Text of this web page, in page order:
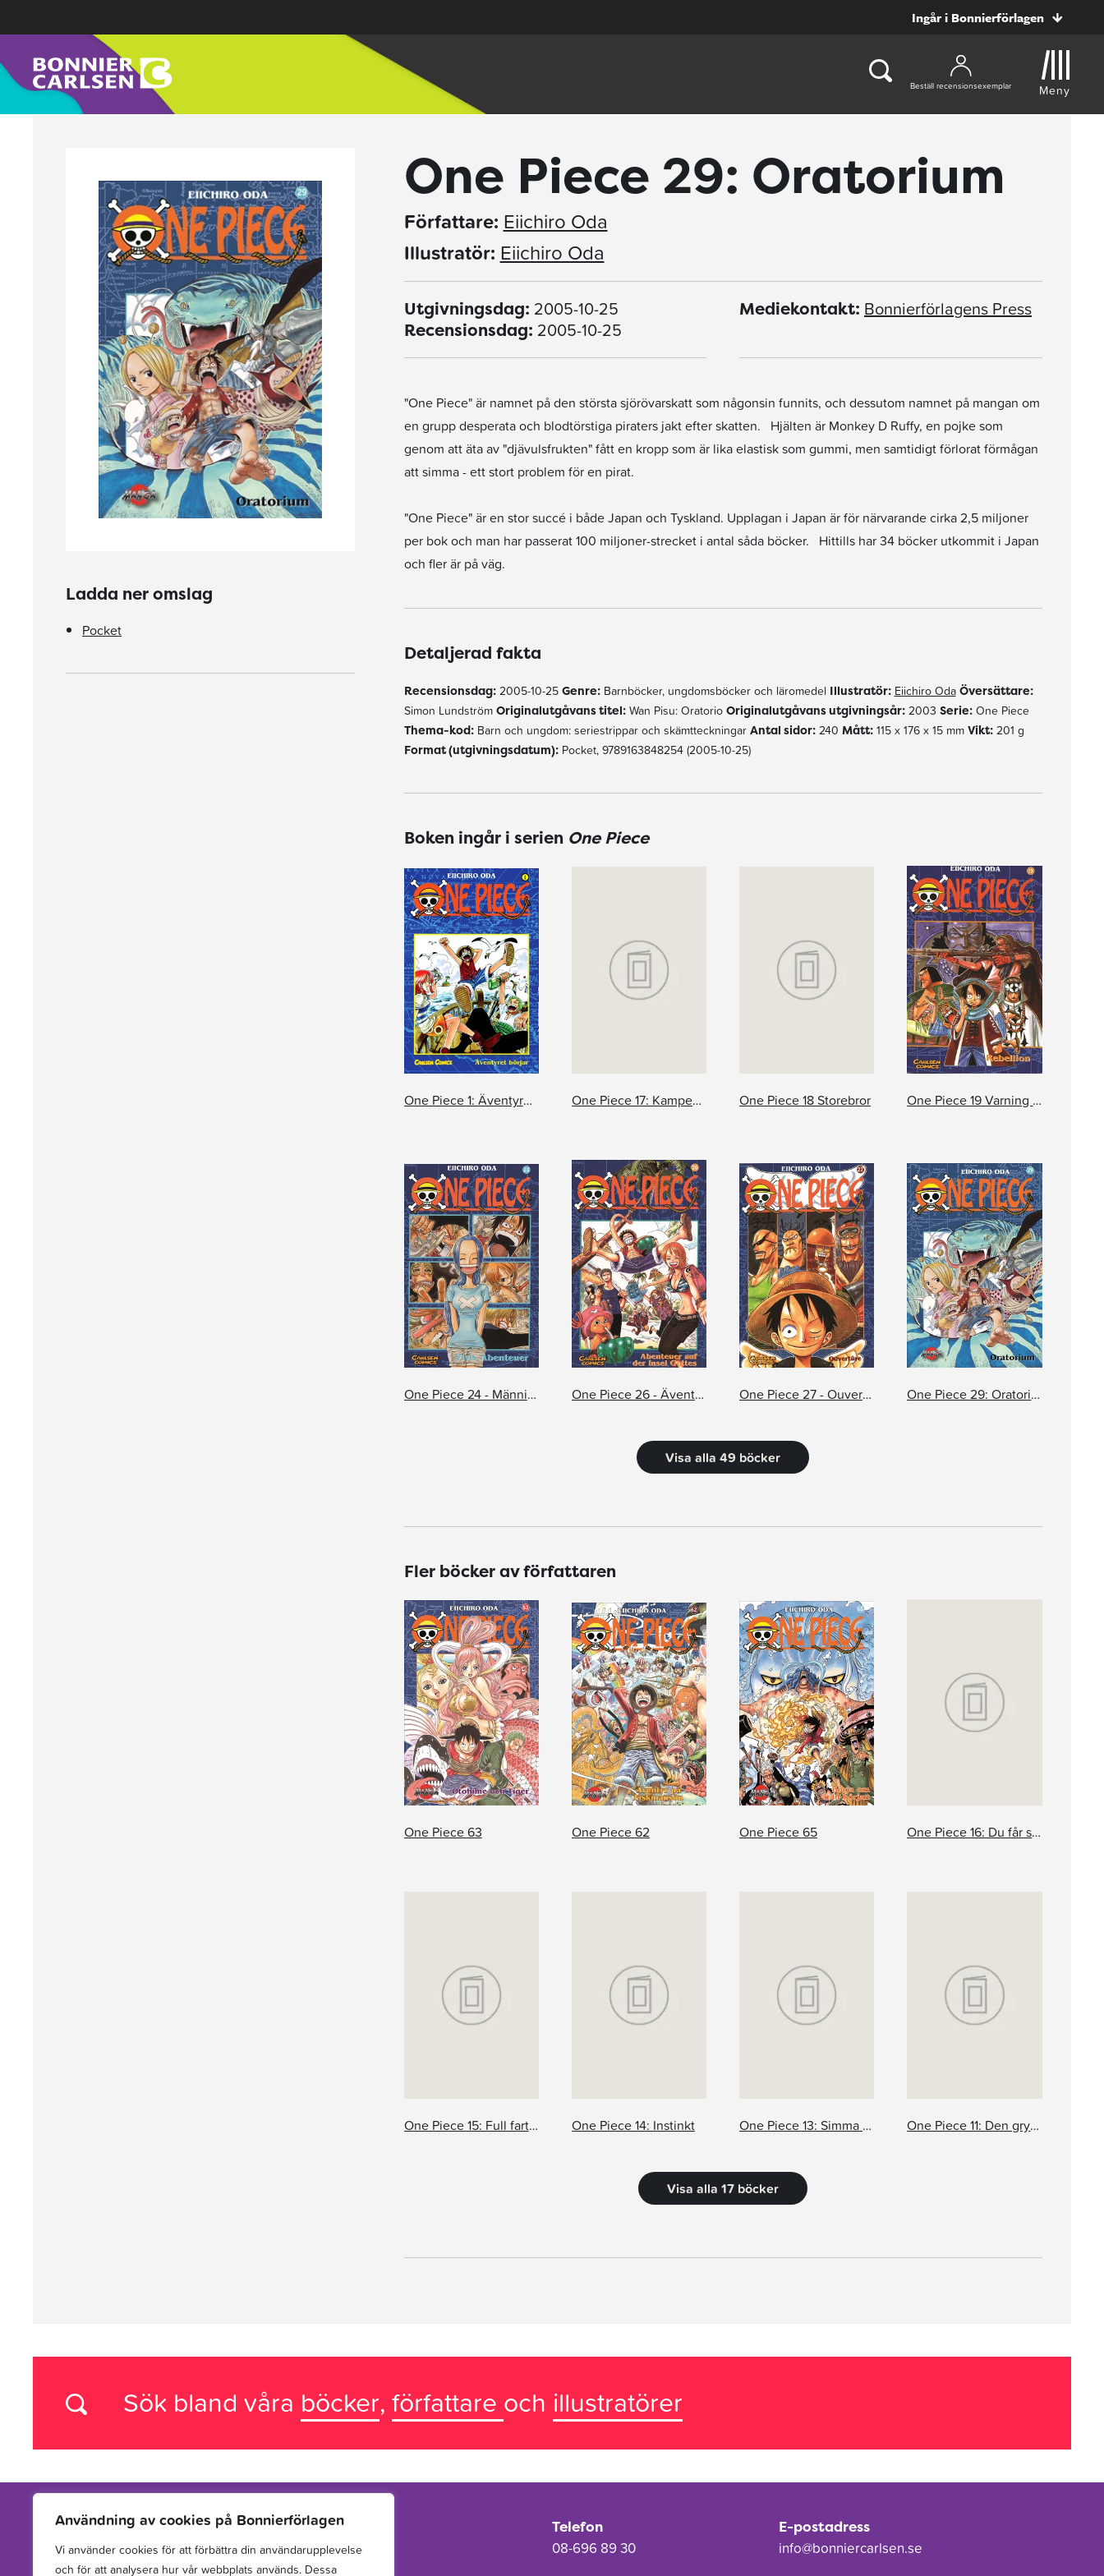
Användning av cookies på Bonnierförlagen
Vi använder cookies för att förbättra din användarupplevelse
och för att analysera hur vår webbplats används. Dessa
Ingår i Bonnierförlagen
Beställ recensionsexemplar Meny
Ladda ner omslag
Pocket
One Piece 29: Oratorium
Författare: Eiichiro Oda
Illustratör: Eiichiro Oda
Utgivningsdag: 2005-10-25
Recensionsdag: 2005-10-25
Mediekontakt: Bonnierförlagens Press
"One Piece" är namnet på den största sjörövarskatt som någonsin funnits, och dessutom namnet på mangan om
en grupp desperata och blodtörstiga piraters jakt efter skatten. Hjälten är Monkey D Ruffy, en pojke som
genom att äta av "djävulsfrukten" fått en kropp som är lika elastisk som gummi, men samtidigt förlorat förmågan
att simma - ett stort problem för en pirat.
"One Piece" är en stor succé i både Japan och Tyskland. Upplagan i Japan är för närvarande cirka 2,5 miljoner
per bok och man har passerat 100 miljoner-strecket i antal såda böcker. Hittills har 34 böcker utkommit i Japan
och fler är på väg.
Detaljerad fakta
Recensionsdag:2005-10-25 Genre:Barnböcker, ungdomsböcker och läromedel Illustratör: Eiichiro Oda Översättare:
Simon Lundström Originalutgåvans titel:Wan Pisu: Oratorio Originalutgåvans utgivningsår:2003 Serie:One Piece
Thema-kod:Barn och ungdom: seriestrippar och skämtteckningar Antal sidor:240 Mått:115 x 176 x 15 mm Vikt:201 g
Format (utgivningsdatum):Pocket, 9789163848254 (2005-10-25)
Boken ingår i serien One Piece
One Piece 1: Äventyret börjar One Piece 17: Kampen i snön One Piece 18 Storebror One Piece 19 Varning för monster
One Piece 24 - Människans drömmar One Piece 26 - Äventyret på gudarnas ö One Piece 27 - Ouverture One Piece 29: Oratorium
Visa alla 49 böcker
Fler böcker av författaren
One Piece 63 One Piece 62 One Piece 65 One Piece 16: Du får som du vill!
One Piece 15: Full fart framåt One Piece 14: Instinkt One Piece 13: Simma lugnt One Piece 11: Den grymmaste skurken
Visa alla 17 böcker
Sök bland våra böcker,författare och illustratörer
Vi arbetar med att hitta, utveckla, publicera och sprida
Telefon
08-696 89 30
E-postadress
info@bonniercarlsen.se